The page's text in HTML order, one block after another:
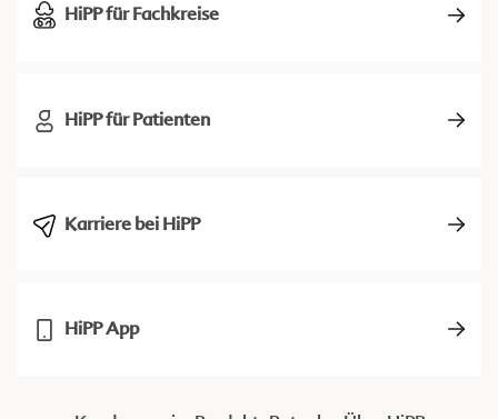
HiPP für Fachkreise
HiPP für Patienten
Karriere bei HiPP
HiPP App